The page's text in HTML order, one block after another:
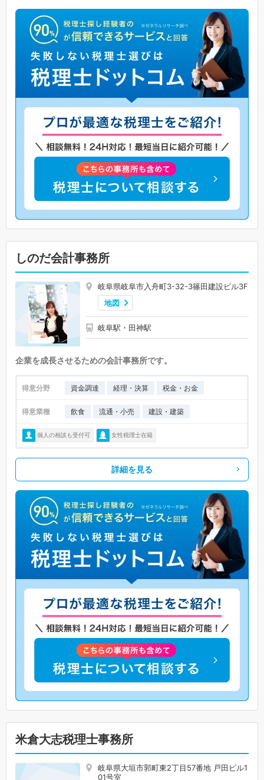
しのだ会計事務所
岐阜県岐阜市入舟町3-32-3篠田建設ビル3F
地図
岐阜駅・田神駅
企業を成長させるための会計事務所です。
得意分野 資金調達 経理・決算 税金・お金
得意業種 飲食 流通・小売 建設・建築
個人の相談も受付可 女性税理士在籍
詳細を見る
米倉大志税理士事務所
岐阜県大垣市郭町東2丁目57番地 戸田ビル1
01号室